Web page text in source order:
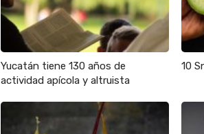
Yucatán tiene 130 años de
actividad apícola y altruista
10